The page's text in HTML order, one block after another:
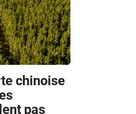
chinoise
pas